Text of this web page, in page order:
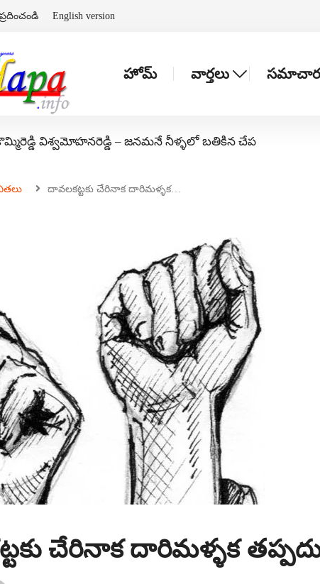
English version
హోమ్ వార్తలు
విశ్వమోహనరెడ్డి – జనమనే నీళ్ళలో బతికిన చేప
దావలకట్టకు చేరినాక దారిమళ్ళక…
చేరినాక దారిమళ్ళక